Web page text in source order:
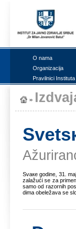
О nаmа
Оrgаnizаciја
Prаvilnici Institutа
Svаке gоdinе, 31.
zаlаžući sе zа
sаmо оd rаzоrnih
dimа оbеlеžаvа sе